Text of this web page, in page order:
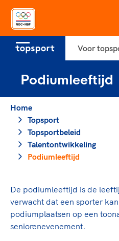
Over NOC*NSF
Sportagenda 2032
Algemene Vergadering
Raad van Toezicht en
Merkbescherming NOC*NSF
Geven aan Sport
Sportdeelname
Bonden en professionals in
Beleidsmedewerkers
Clubbestuurders
Trainer-coaches
Officials
Topsport
Paralympische Talentdag
TeamNL Academie Kalender
Pers
Voor
Podiumleeftijd
Home
Topsport
Topsportbeleid
Talentontwikkeling
Podiumleeftijd
De podiumleeftijd is de
verwacht dat een sporter
podiumplaatsen op een
seniorenevenement.